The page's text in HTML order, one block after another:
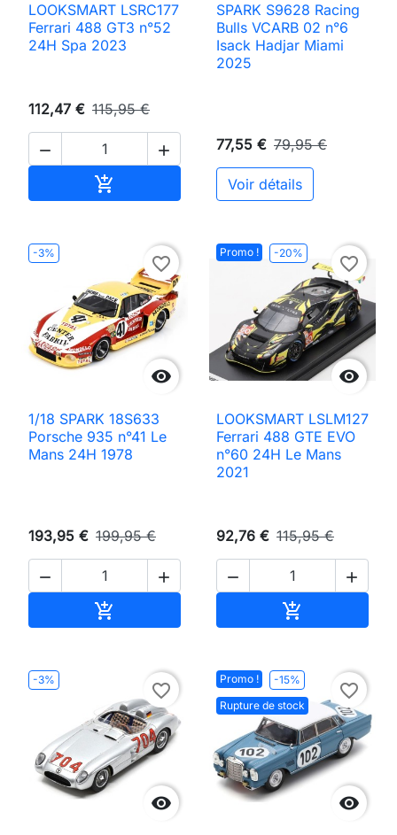
LOOKSMART LSRC177
Ferrari 488 GT3 n°52
24H Spa 2023
112,47 € 115,95 €
 
 Ajouter au panier
SPARK S9628 Racing
Bulls VCARB 02 n°6
Isack Hadjar Miami
2025
77,55 € 79,95 €
Voir détails
-3%

favorite_border
1/18 SPARK 18S633
Porsche 935 n°41 Le
Mans 24H 1978
193,95 € 199,95 €
 

Promo ! -20%

favorite_border
LOOKSMART LSLM127
Ferrari 488 GTE EVO
n°60 24H Le Mans
2021
92,76 € 115,95 €
 

-3%

favorite_border
Promo !
-15%
Rupture de stock

favorite_border